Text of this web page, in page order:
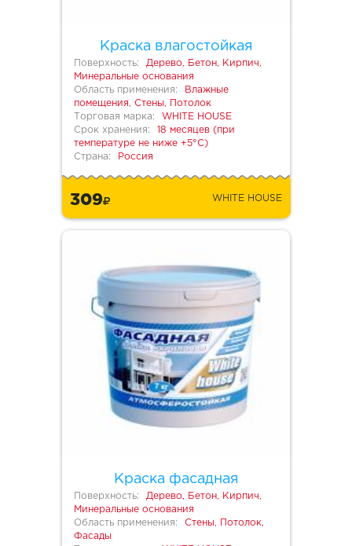
Краска влагостойкая
Поверхность:
Дерево, Бетон, Кирпич,
Минеральные основания
Область применения:
Влажные
помещения, Стены, Потолок
Торговая марка:
WHITE HOUSE
Срок хранения:
18 месяцев (при
температуре не ниже +5°С)
Страна:
Россия
309 WHITE HOUSE
Краска фасадная
Поверхность:
Дерево, Бетон, Кирпич,
Минеральные основания
Область применения:
Стены, Потолок,
Фасады